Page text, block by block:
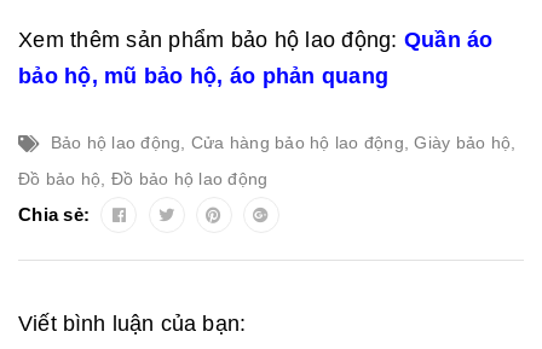
Xem thêm sản phẩm bảo hộ lao động: Quần áo
bảo hộ, mũ bảo hộ, áo phản quang
Bảo hộ lao động Cửa hàng bảo hộ lao động ,Giày bảo hộ
Đồ bảo hộ
Đồ bảo hộ lao động
Chia sẻ:
Viết bình luận của bạn: